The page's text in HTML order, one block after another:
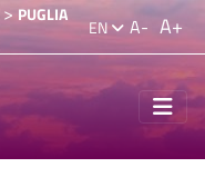
> PUGLIA
EN A- A+